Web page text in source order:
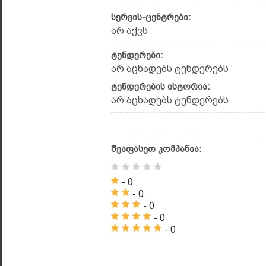
სერვის-ცენტრები:
არ აქვს
ტენდერები:
არ აცხადებს ტენდერებს
ტენდერების ისტორია:
არ აცხადებს ტენდერებს
შეაფასეთ კომპანია:
- 0
- 0
- 0
- 0
- 0